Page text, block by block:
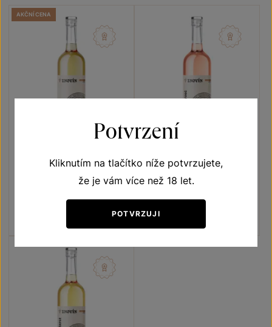
Rulandské šedé
Vína s příběhem Kulaté πnoty
AKČNÍ CENA
Rulandské modré rosé
Vína s příběhem Kulaté πnoty
Potvrzení
Kliknutím na tlačítko níže potvrzujete,
že je vám více než 18 let.
POTVRZUJI